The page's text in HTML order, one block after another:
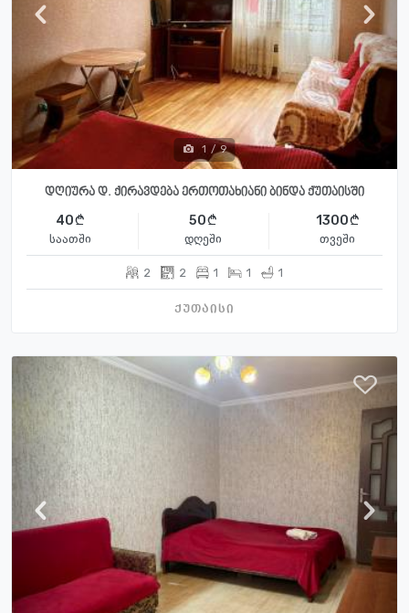
1 / 9
დღიურა დ. ქირავდება ერთოთახიანი ბინდა ქუთაისში
40
საათში
50
დღეში
1300
თვეში
2 2 1 1 1
ქუთაისი